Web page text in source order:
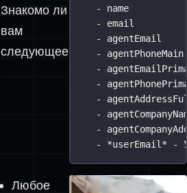
Знакомо ли
вам
следующее?
- name
- email
- agentEmail
- agentPhoneMain
-
-
-
-
-
- *userEmail* -
Любое